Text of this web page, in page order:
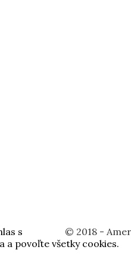
© 2018 -
s
a povoľte všetky cookies.